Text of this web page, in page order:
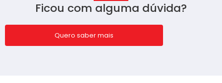
Ficou com alguma dúvida?
Quero saber mais